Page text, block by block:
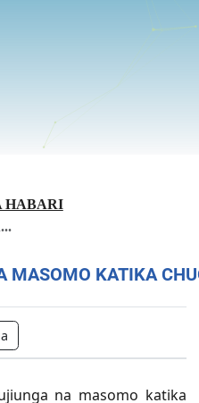
HABARI
MASOMO KATIKA
na masomo katika